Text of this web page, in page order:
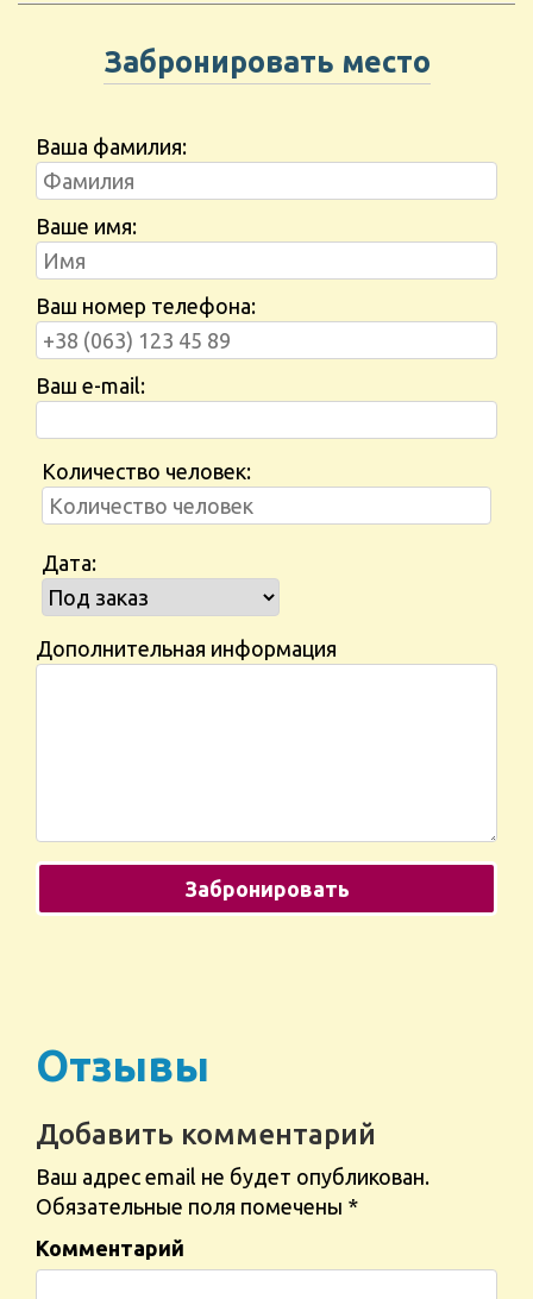
Забронировать место
Ваша фамилия:
Ваше имя:
Ваш номер телефона:
Ваш e-mail:
Количество человек:
Дата:
Дополнительная информация
Отзывы
Добавить комментарий
Ваш адрес email не будет опубликован.
Обязательные поля помечены *
Комментарий